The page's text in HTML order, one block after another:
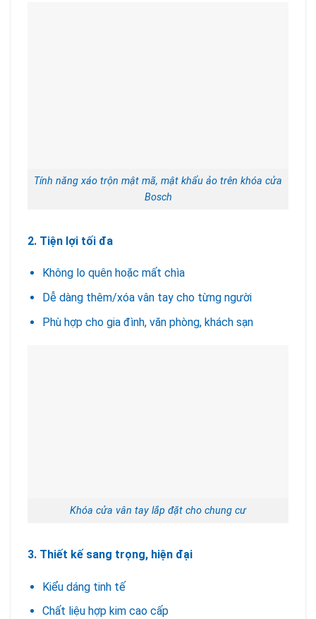
Tính năng xáo trộn mật mã, mật khẩu ảo trên khóa cửa
Bosch
2. Tiện lợi tối đa
Không lo quên hoặc mất chìa
Dễ dàng thêm/xóa vân tay cho từng người
Phù hợp cho gia đình, văn phòng, khách sạn
Khóa cửa vân tay lắp đặt cho chung cư
3. Thiết kế sang trọng, hiện đại
Kiểu dáng tinh tế
Chất liệu hợp kim cao cấp